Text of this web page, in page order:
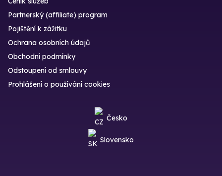
Partnerský (affiliate) program
Pojištění k zážitku
Ochrana osobních údajů
Obchodní podmínky
Odstoupení od smlouvy
Prohlášení o používání cookies
Česko
Slovensko